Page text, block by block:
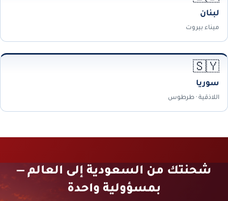
لبنان
ميناء بيروت
🇸🇾
سوريا
اللاذقية · طرطوس
شحنتك من السعودية إلى العالم —
بمسؤولية واحدة